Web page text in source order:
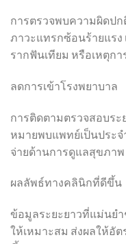
การตรวจพบความผิดป
ภาวะแทรกซ้อนร้ายแรง
รากฟันเทียม หรือเหตุก
ลดการเข้าโรงพยาบาล
การติดตามตรวจสอบร
หมายพบแพทย์เป็นประ
จ่ายด้านการดูแลสุขภาพ
ผลลัพธ์ทางคลินิกที่ดีขึ้น
ข้อมูลระยะยาวที่แม่นย
ให้เหมาะสม ส่งผลให้